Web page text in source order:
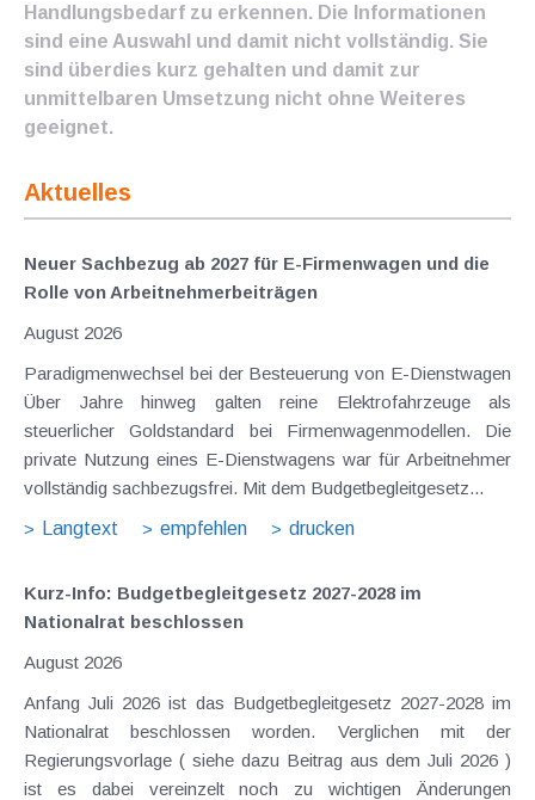
Handlungsbedarf zu erkennen. Die Informationen
sind eine Auswahl und damit nicht vollständig. Sie
sind überdies kurz gehalten und damit zur
unmittelbaren Umsetzung nicht ohne Weiteres
geeignet.
Aktuelles
Neuer Sachbezug ab 2027 für E-Firmenwagen und die
Rolle von Arbeitnehmer​­beiträgen
August 2026
Paradigmenwechsel bei der Besteuerung von E-Dienstwagen
Über Jahre hinweg galten reine Elektrofahrzeuge als
steuerlicher Goldstandard bei Firmenwagenmodellen. Die
private Nutzung eines E-Dienstwagens war für Arbeitnehmer
vollständig sachbezugsfrei. Mit dem Budgetbegleitgesetz...
Langtext
empfehlen drucken
Kurz-Info: Budgetbegleitgesetz 2027-2028 im
Nationalrat beschlossen
August 2026
Anfang Juli 2026 ist das Budgetbegleitgesetz 2027-2028 im
Nationalrat beschlossen worden. Verglichen mit der
Regierungsvorlage ( siehe dazu Beitrag aus dem Juli 2026 )
ist es dabei vereinzelt noch zu wichtigen Änderungen